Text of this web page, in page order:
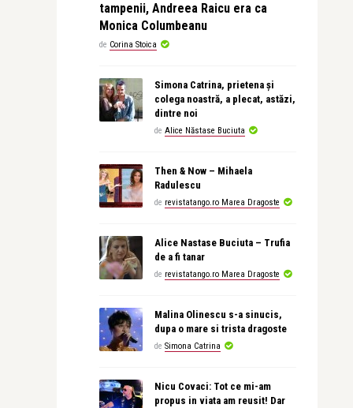
tampenii, Andreea Raicu era ca
Monica Columbeanu
de Corina Stoica
Simona Catrina, prietena și
colega noastră, a plecat, astăzi,
dintre noi
de Alice Năstase Buciuta
Then & Now – Mihaela
Radulescu
de revistatango.ro Marea Dragoste
Alice Nastase Buciuta – Trufia
de a fi tanar
de revistatango.ro Marea Dragoste
Malina Olinescu s-a sinucis,
dupa o mare si trista dragoste
de Simona Catrina
Nicu Covaci: Tot ce mi-am
propus in viata am reusit! Dar